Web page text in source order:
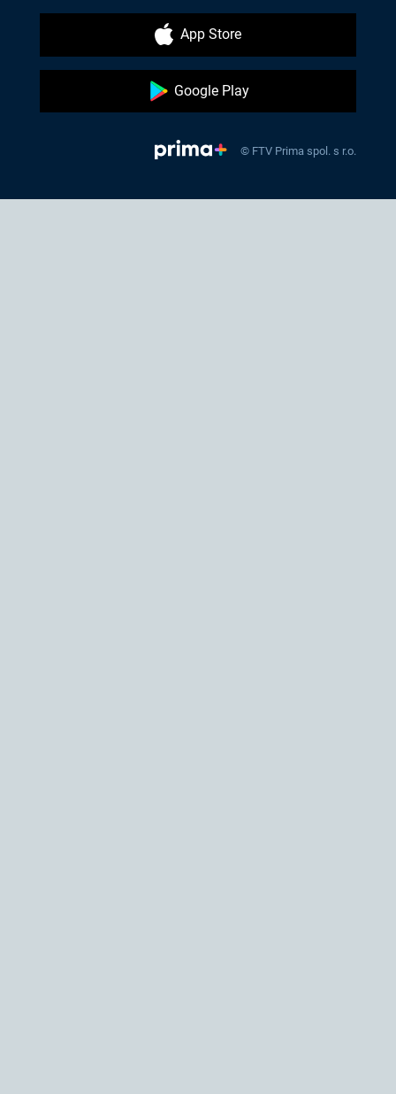
App Store
Google Play
© FTV Prima spol. s r.o.